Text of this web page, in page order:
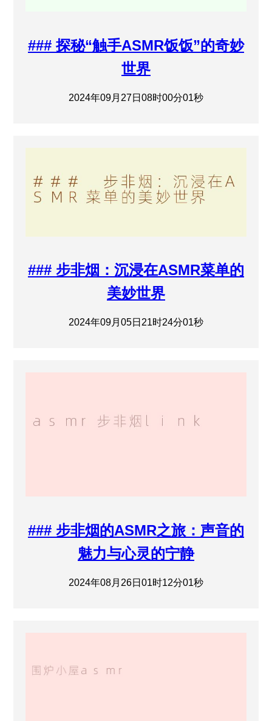
### 探秘“触手ASMR饭饭”的奇妙
世界
2024年09月27日08时00分01秒
### 步非烟：沉浸在ASMR菜单的
美妙世界
2024年09月05日21时24分01秒
### 步非烟的ASMR之旅：声音的
魅力与心灵的宁静
2024年08月26日01时12分01秒